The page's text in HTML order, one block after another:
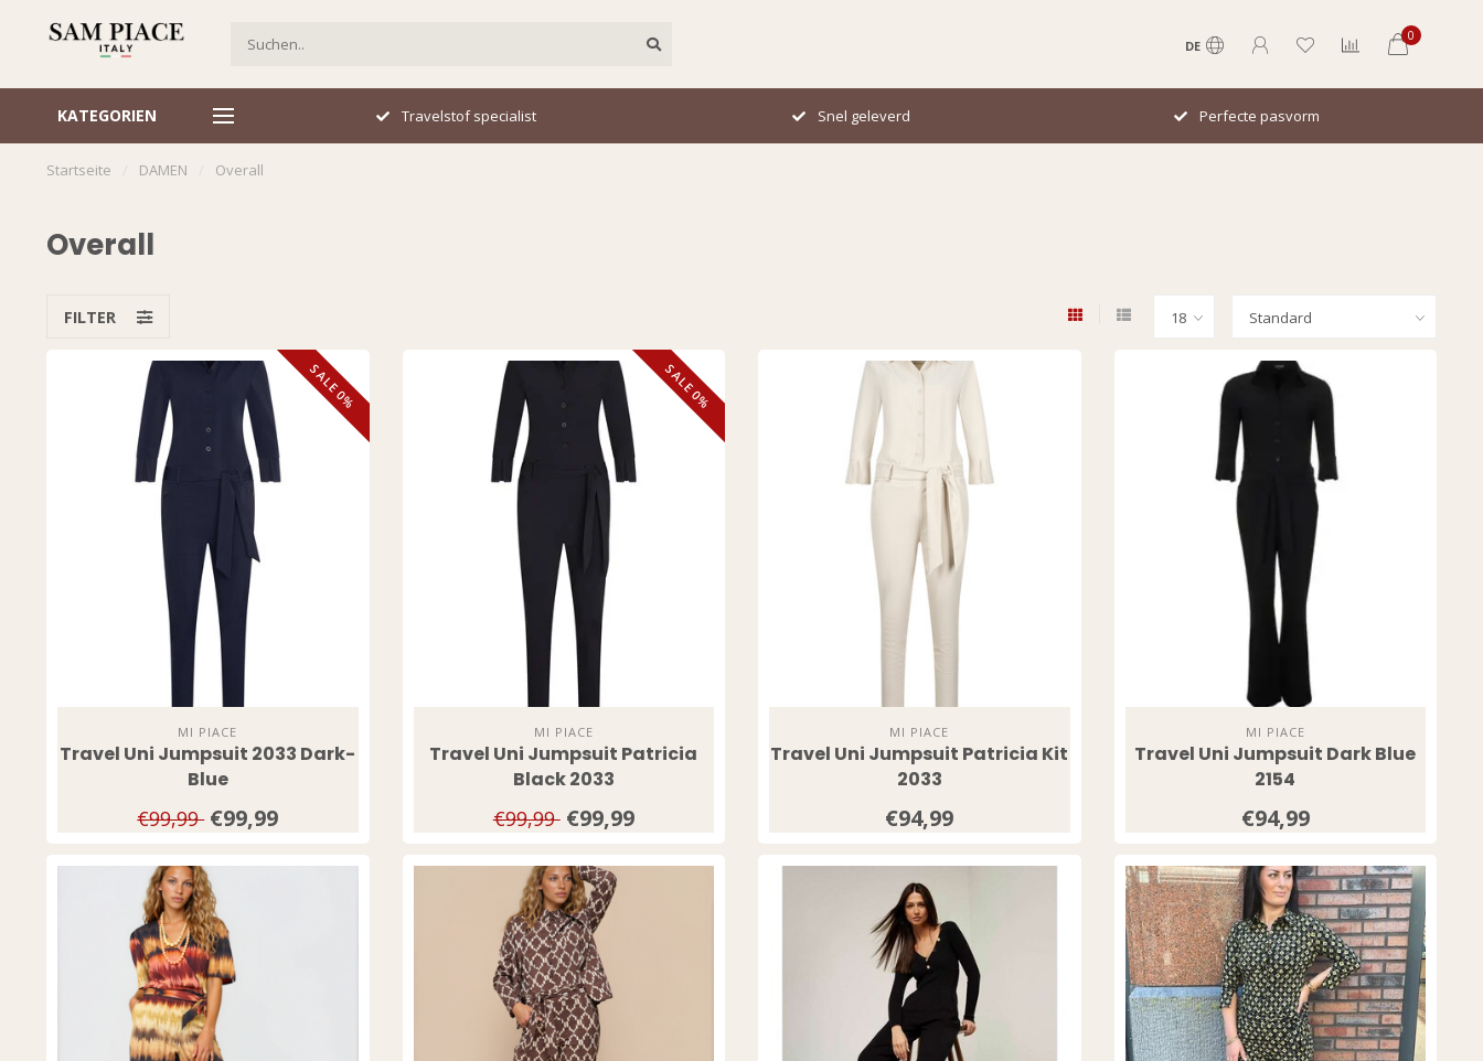
DE
0
KATEGORIEN
Italiaans design Travelstof specialist Snel geleverd Perfecte pasvorm
Startseite DAMEN Overall
Overall
FILTER
SALE 0%
MI PIACE
Travel Uni Jumpsuit 2033 Dark-
Blue
€99,99 €99,99
SALE 0%
MI PIACE
Travel Uni Jumpsuit Patricia
Black 2033
€99,99 €99,99
MI PIACE
Travel Uni Jumpsuit Patricia Kit
2033
€94,99
MI PIACE
Travel Uni Jumpsuit Dark Blue
2154
€94,99